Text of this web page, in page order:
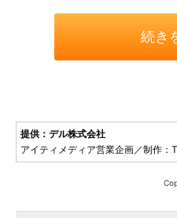
続き
提供：デル株式会社
アイティメディア営業企画／制作